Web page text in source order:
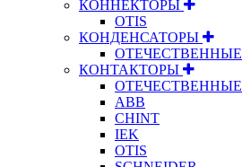
КОННЕКТОРЫ
OTIS
КОНДЕНСАТОРЫ
ОТЕЧЕСТВЕННЫЕ
КОНТАКТОРЫ
ОТЕЧЕСТВЕННЫЕ
ABB
CHINT
IEK
OTIS